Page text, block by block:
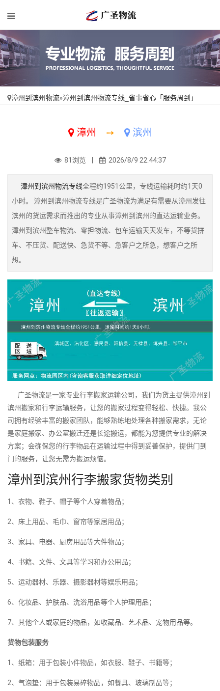
漳州到滨州物流»漳州到滨州物流专线_省事省心「服务周到」
漳州 ➙ 滨州
81浏览 | 2026/8/9 22:44:37
漳州到滨州物流专线全程约1951公里，专线运输耗时约1天0
小时。 漳州到滨州物流专线是广圣物流为满足有需要从漳州发往
滨州的货运需求而推出的专业从事漳州到滨州的直达运输业务。
漳州到滨州整车物流、零担物流、包车运输天天发车，不等货拼
车、不压货、配送快、急货不等、急客户之所急，想客户之所
想。
广圣物流是一家专业行李搬家运输公司，我们为货主提供漳州到
滨州搬家和行李运输服务，让您的搬家过程变得轻松、快捷。我公
司拥有经验丰富的搬家团队，能够熟练地处理各种搬家需求，无论
是家庭搬家、办公室搬迁还是长途搬运，都能为您提供专业的解决
方案；会确保您的行李物品在运输过程中得到妥善保护，提供门到
门的服务，让您无需为搬运烦恼。
漳州到滨州行李搬家货物类别
1、衣物、鞋子、帽子等个人穿着物品；
2、床上用品、毛巾、窗帘等家居用品；
3、家具、电器、厨房用品等大件物品；
4、书籍、文件、文具等学习和办公用品；
5、运动器材、乐器、摄影器材等娱乐用品；
6、化妆品、护肤品、洗浴用品等个人护理用品；
7、其他个人或家庭的物品，如收藏品、艺术品、宠物用品等。
货物包装服务
1、纸箱：用于包装小件物品，如衣服、鞋子、书籍等；
2、气泡垫：用于包装易碎物品，如餐具、玻璃制品等；